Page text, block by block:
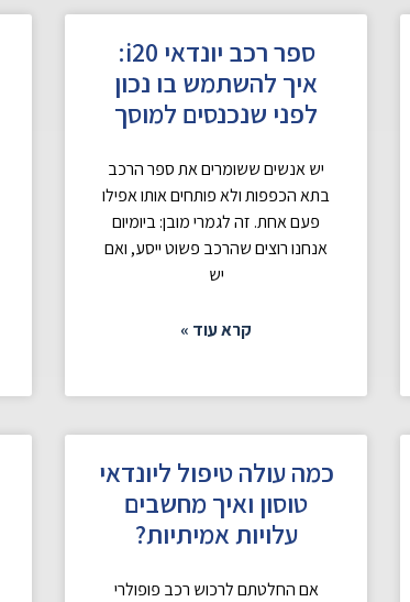
ספר רכב יונדאי i20:
איך להשתמש בו נכון
לפני שנכנסים למוסך
יש אנשים ששומרים את ספר הרכב
בתא הכפפות ולא פותחים אותו אפילו
פעם אחת. זה לגמרי מובן: ביומיום
אנחנו רוצים שהרכב פשוט ייסע, ואם
יש
קרא עוד »
כמה עולה טיפול ליונדאי
טוסון ואיך מחשבים
עלויות אמיתיות?
אם החלטתם לרכוש רכב פופולרי